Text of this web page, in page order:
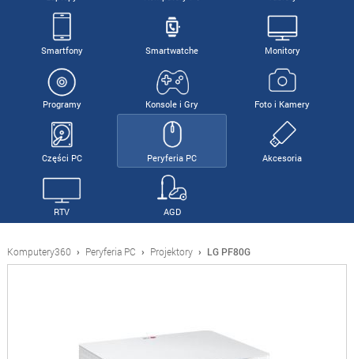
Smartfony Smartwatche Monitory
Programy Konsole i Gry Foto i Kamery
Części PC Peryferia PC Akcesoria
RTV AGD
Komputery360 › Peryferia PC › Projektory › LG PF80G